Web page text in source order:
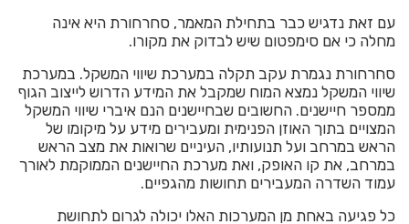
עם זאת נדגיש כבר בתחילת המאמר, סחרחורת היא אינה
מחלה כי אם סימפטום שיש לבדוק את מקורו.
סחרחורת נגמרת עקב תקלה במערכת שיווי המשקל. במערכת
שיווי המשקל נמצא המוח שמקבל את המידע הדרוש לייצוב הגוף
ממספר חיישנים. החשובים שבחיישנים הנם איברי שיווי המשקל
המצויים בתוך האוזן הפנימית ומעבירים מידע על מיקומו של
הראש במרחב ועל תנועותיו, העיניים שרואות את מצב הראש
במרחב, את קו האופק, ואת מערכת החיישנים הממוקמת לאורך
עמוד השדרה המעבירים תחושות מהגפיים.
כל פגיעה באחת מן המערכות האלו יכולה לגרום לתחושת